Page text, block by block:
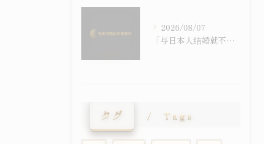
2026/08/07
「与日本人结婚就不会被强制遣返」之误解｜配偶在留资格与退去强制事由之关系
タグ Tags